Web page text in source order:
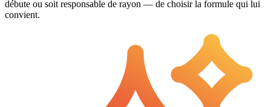
débute ou soit responsable de rayon — de choisir la formule qui lui
convient.